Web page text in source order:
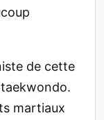
de cette
martiaux